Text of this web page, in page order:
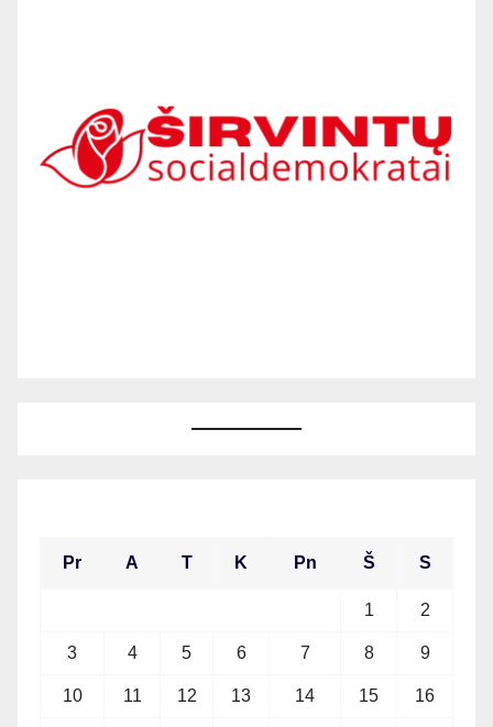
Pr A T K Pn Š S
1 2
3 4 5 6 7 8 9
10 11 12 13 14 15 16